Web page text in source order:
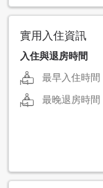
實用入住資訊
入住與退房時間
最早入住時間
最晚退房時間